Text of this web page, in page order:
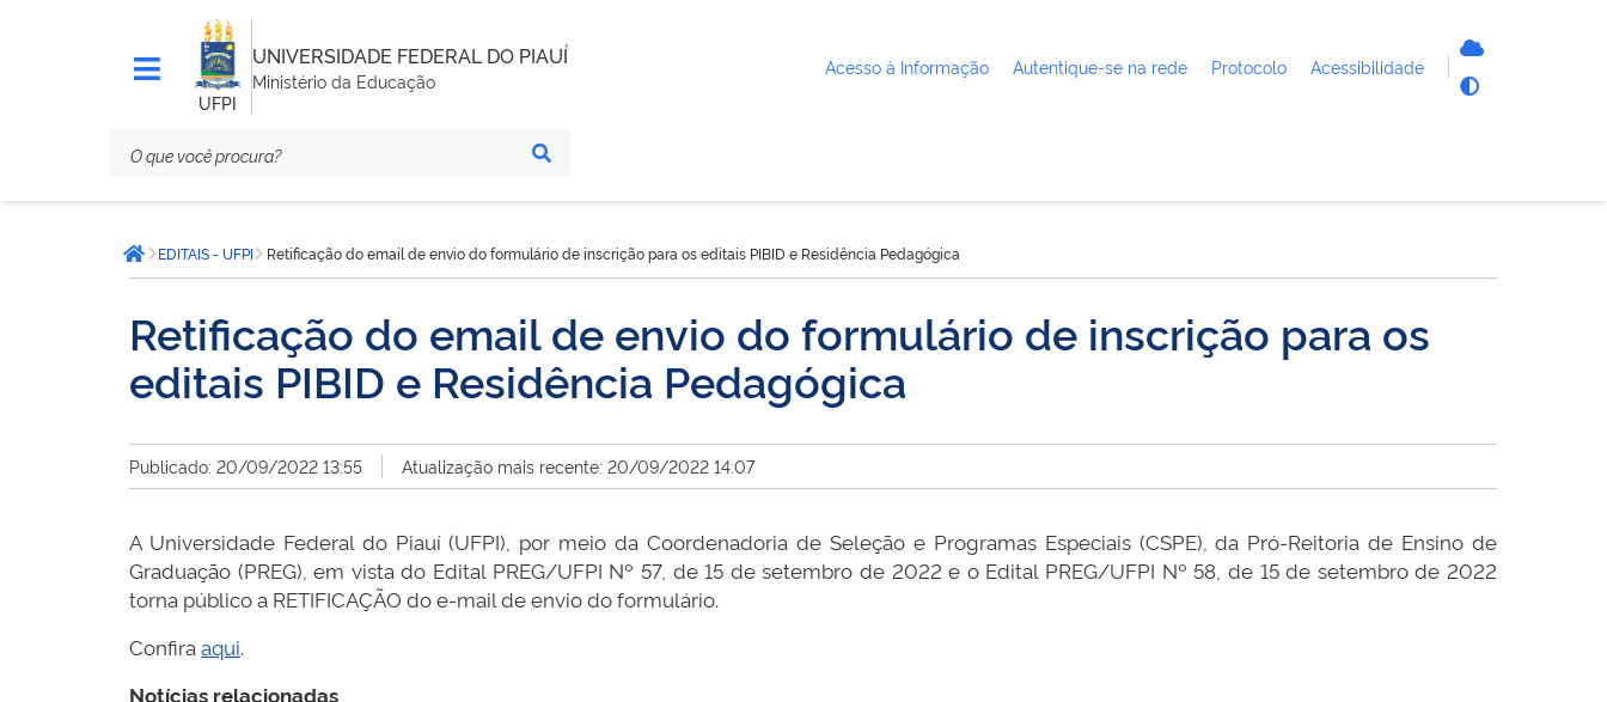
UFPI
UNIVERSIDADE FEDERAL DO PIAUÍ
Ministério da Educação
Acesso à Informação Autentique-se na rede Protocolo Acessibilidade
está
aqui:Página inicial
EDITAIS - UFPI Retificação do email de envio do formulário de inscrição para os editais PIBID e Residência Pedagógica
Retificação do email de envio do formulário de inscrição para os
editais PIBID e Residência Pedagógica
Publicado: 20/09/2022 13:55 Atualização mais recente: 20/09/2022 14:07
A Universidade Federal do Piauí (UFPI), por meio da Coordenadoria de Seleção e Programas Especiais (CSPE), da Pró-Reitoria de Ensino de
Graduação (PREG), em vista do Edital PREG/UFPI Nº 57, de 15 de setembro de 2022 e o Edital PREG/UFPI Nº 58, de 15 de setembro de 2022
torna público a RETIFICAÇÃO do e-mail de envio do formulário.
Confiraaqui.
Notícias relacionadas